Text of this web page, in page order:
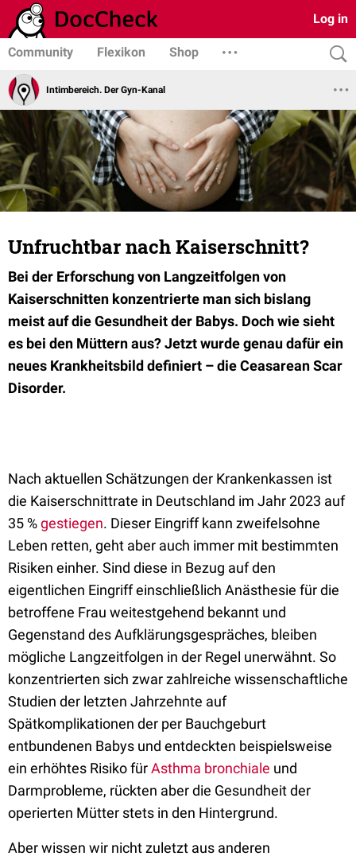
Log in
Community Flexikon Shop
Intimbereich. Der Gyn-Kanal
Unfruchtbar nach Kaiserschnitt?
Bei der Erforschung von Langzeitfolgen von
Kaiserschnitten konzentrierte man sich bislang
meist auf die Gesundheit der Babys. Doch wie sieht
es bei den Müttern aus? Jetzt wurde genau dafür ein
neues Krankheitsbild definiert – die Ceasarean Scar
Disorder.
Nach aktuellen Schätzungen der Krankenkassen ist
die Kaiserschnittrate in Deutschland im Jahr 2023 auf
35 %gestiegen. Dieser Eingriff kann zweifelsohne
Leben retten, geht aber auch immer mit bestimmten
Risiken einher. Sind diese in Bezug auf den
eigentlichen Eingriff einschließlich Anästhesie für die
betroffene Frau weitestgehend bekannt und
Gegenstand des Aufklärungsgespräches, bleiben
mögliche Langzeitfolgen in der Regel unerwähnt. So
konzentrierten sich zwar zahlreiche wissenschaftliche
Studien der letzten Jahrzehnte auf
Spätkomplikationen der per Bauchgeburt
entbundenen Babys und entdeckten beispielsweise
ein erhöhtes Risiko fürAsthma bronchiale und
Darmprobleme, rückten aber die Gesundheit der
operierten Mütter stets in den Hintergrund.
Aber wissen wir nicht zuletzt aus anderen